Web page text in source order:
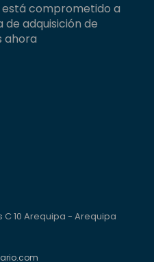
está comprometido a
adquisición de
ahora
C 10 Arequipa - Arequipa